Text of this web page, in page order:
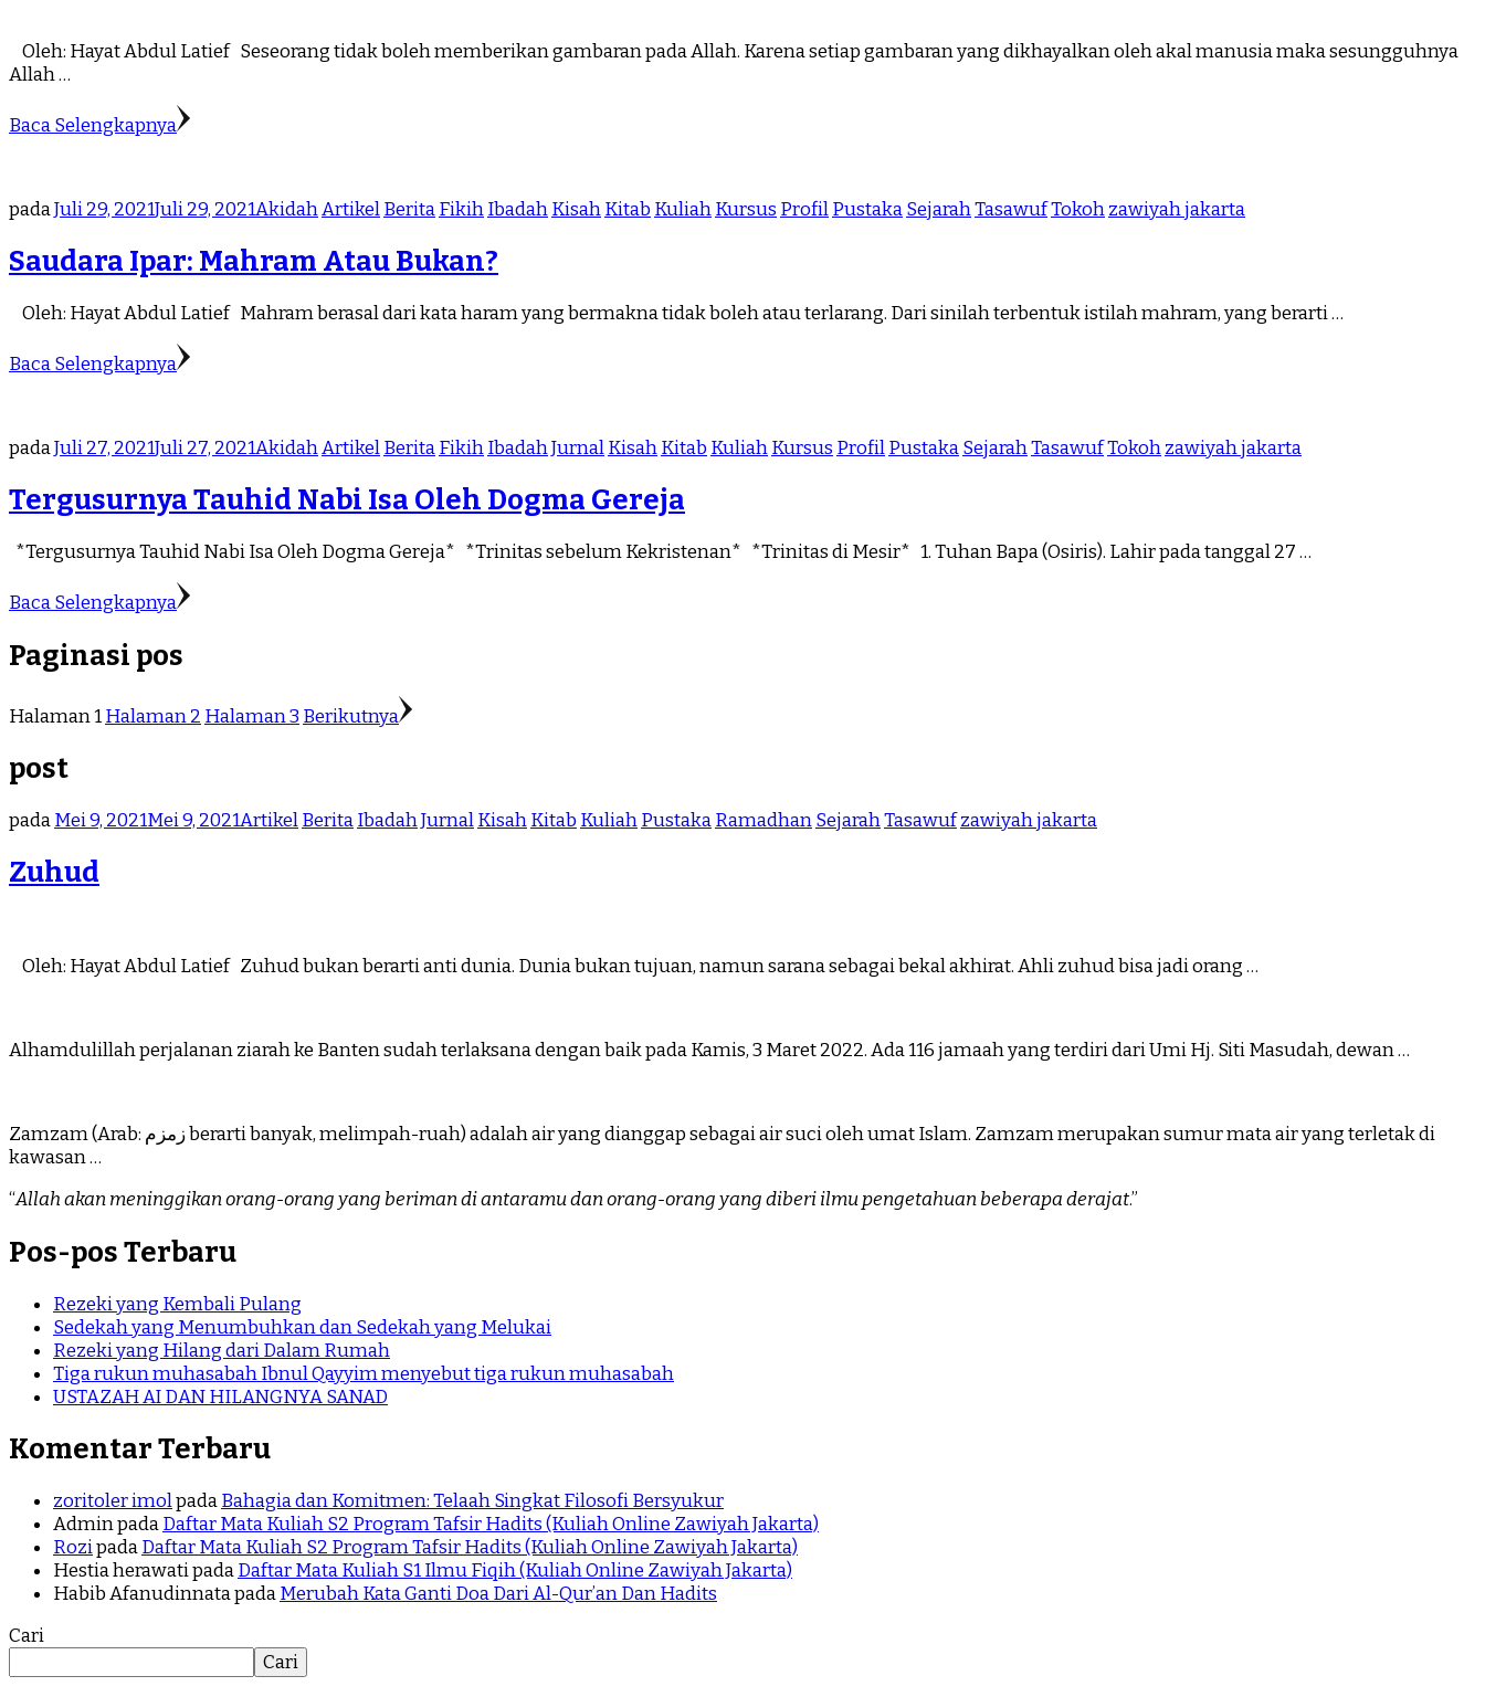
Oleh: Hayat Abdul Latief Seseorang tidak boleh memberikan gambaran pada Allah. Karena setiap gambaran yang dikhayalkan oleh akal manusia maka sesungguhnya
Allah …
Baca Selengkapnya
padaJuli 29, 2021Juli 29, 2021AkidahArtikelBeritaFikihIbadahKisahKitab KuliahKursus ProfilPustakaSejarahTasawufTokohzawiyah jakarta
Saudara Ipar: Mahram Atau Bukan?
Oleh: Hayat Abdul Latief Mahram berasal dari kata haram yang bermakna tidak boleh atau terlarang. Dari sinilah terbentuk istilah mahram, yang berarti …
Baca Selengkapnya
padaJuli 27, 2021Juli 27, 2021AkidahArtikelBeritaFikihIbadahJurnalKisahKitab KuliahKursus ProfilPustakaSejarahTasawufTokohzawiyah jakarta
Tergusurnya Tauhid Nabi Isa Oleh Dogma Gereja
*Tergusurnya Tauhid Nabi Isa Oleh Dogma Gereja* *Trinitas sebelum Kekristenan* *Trinitas di Mesir* 1. Tuhan Bapa (Osiris). Lahir pada tanggal 27 …
Baca Selengkapnya
Paginasi pos
Halaman1Halaman2 Halaman3 Berikutnya
post
padaMei 9, 2021Mei 9, 2021ArtikelBeritaIbadahJurnalKisahKitab KuliahPustakaRamadhanSejarahTasawufzawiyah jakarta
Zuhud
Oleh: Hayat Abdul Latief Zuhud bukan berarti anti dunia. Dunia bukan tujuan, namun sarana sebagai bekal akhirat. Ahli zuhud bisa jadi orang …
Alhamdulillah perjalanan ziarah ke Banten sudah terlaksana dengan baik pada Kamis, 3 Maret 2022. Ada 116 jamaah yang terdiri dari Umi Hj. Siti Masudah, dewan …
Zamzam (Arab: زمزم‎ berarti banyak, melimpah-ruah) adalah air yang dianggap sebagai air suci oleh umat Islam. Zamzam merupakan sumur mata air yang terletak di
kawasan …
“Allah akan meninggikan orang-orang yang beriman di antaramu dan orang-orang yang diberi ilmu pengetahuan beberapa derajat.”
Pos-pos Terbaru
Rezeki yang Kembali Pulang
Sedekah yang Menumbuhkan dan Sedekah yang Melukai
Rezeki yang Hilang dari Dalam Rumah
Tiga rukun muhasabah Ibnul Qayyim menyebut tiga rukun muhasabah
USTAZAH AI DAN HILANGNYA SANAD
Komentar Terbaru
zoritoler imolpadaBahagia dan Komitmen: Telaah Singkat Filosofi Bersyukur
AdminpadaDaftar Mata Kuliah S2 Program Tafsir Hadits (Kuliah Online Zawiyah Jakarta)
RozipadaDaftar Mata Kuliah S2 Program Tafsir Hadits (Kuliah Online Zawiyah Jakarta)
Hestia herawatipadaDaftar Mata Kuliah S1 Ilmu Fiqih (Kuliah Online Zawiyah Jakarta)
Habib AfanudinnatapadaMerubah Kata Ganti Doa Dari Al-Qur’an Dan Hadits
Cari
Cari